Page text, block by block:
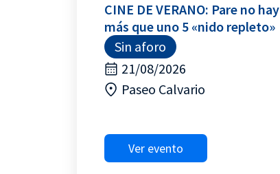
CINE DE VERANO: Pare no hay
más que uno 5 «nido repleto»
Sin aforo
21/08/2026
Paseo Calvario
Ver evento